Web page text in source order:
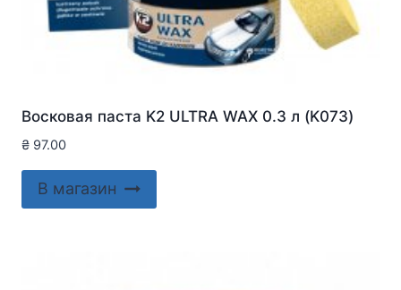
Восковая паста K2 ULTRA WAX 0.3 л (K073)
₴ 97.00
В магазин